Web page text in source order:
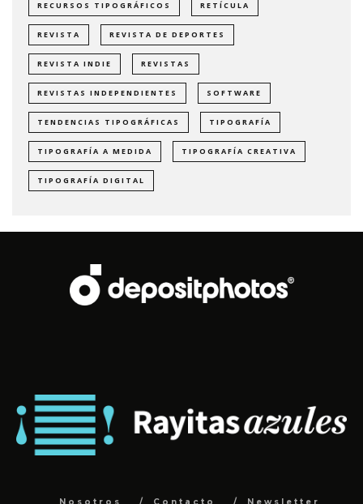
RECURSOS TIPOGRÁFICOS RETÍCULA
REVISTA REVISTA DE DEPORTES
REVISTA INDIE REVISTAS
REVISTAS INDEPENDIENTES SOFTWARE
TENDENCIAS TIPOGRÁFICAS TIPOGRAFÍA
TIPOGRAFÍA A MEDIDA TIPOGRAFÍA CREATIVA
TIPOGRAFÍA DIGITAL
Nosotros Contacto Newsletter